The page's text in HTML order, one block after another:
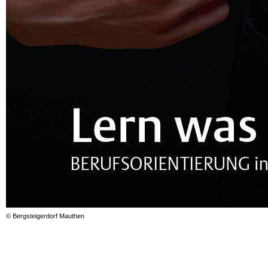
© Bergsteigerdorf Mauthen